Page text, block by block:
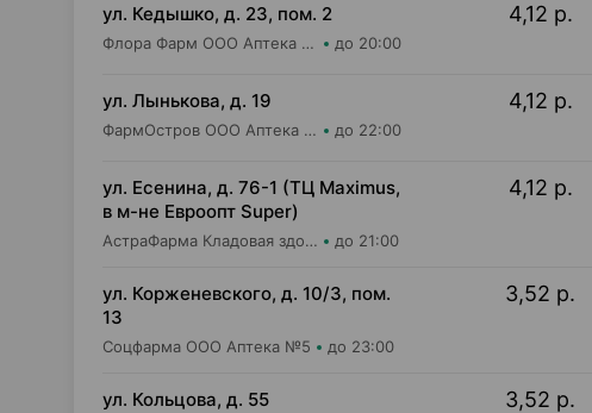
ул. Кедышко, д. 23, пом. 2
Флора Фарм ООО Аптека №21 до 20:00
4,12 р.
ул. Лынькова, д. 19
ФармОстров ООО Аптека №7 на Лынькова до 22:00
4,12 р.
ул. Есенина, д. 76-1 (ТЦ Maximus,
в м-не Евроопт Super)
АстраФарма Кладовая здоровья ООО Аптека №9 до 21:00
4,12 р.
ул. Корженевского, д. 10/3, пом.
13
Соцфарма ООО Аптека №5 до 23:00
3,52 р.
ул. Кольцова, д. 55 3,52 р.